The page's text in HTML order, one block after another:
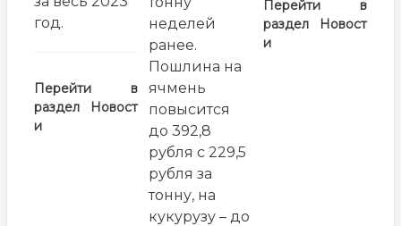
год.
Перейти в
раздел
Новост
и
неделей
ранее.
Пошлина на
ячмень
повысится
до 392,8
рубля с 229,5
рубля за
тонну, на
кукурузу – до
Перейти в
раздел
Новост
и